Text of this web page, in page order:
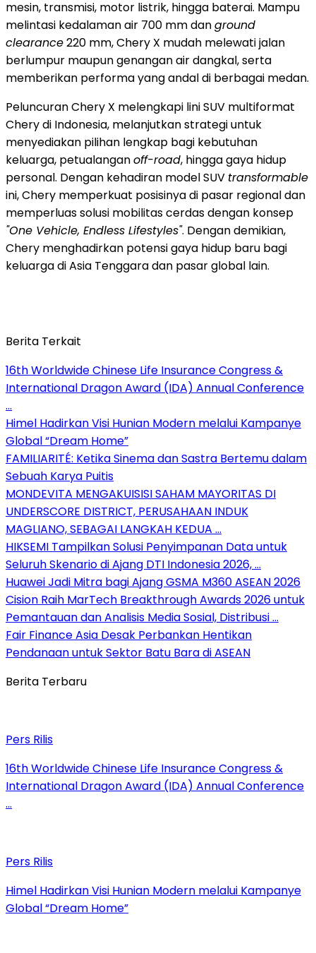
mesin, transmisi, motor listrik, hingga baterai. Mampu
melintasi kedalaman air 700 mm danground
clearance220 mm, Chery X mudah melewati jalan
berlumpur maupun genangan air dangkal, serta
memberikan performa yang andal di berbagai medan.
Peluncuran Chery X melengkapi lini SUV multiformat
Chery di Indonesia, melanjutkan strategi untuk
menyediakan pilihan lengkap bagi kebutuhan
keluarga, petualanganoff-road, hingga gaya hidup
personal. Dengan kehadiran model SUV transformable
ini, Chery memperkuat posisinya di pasar regional dan
memperluas solusi mobilitas cerdas dengan konsep
"One Vehicle, Endless Lifestyles". Dengan demikian,
Chery menghadirkan potensi gaya hidup baru bagi
keluarga diAsia Tenggaradan pasar global lain.
Berita Terkait
16th Worldwide Chinese Life Insurance Congress &
International Dragon Award (IDA) Annual Conference
…
Himel Hadirkan Visi Hunian Modern melalui Kampanye
Global “Dream Home”
FAMILIARITÉ: Ketika Sinema dan Sastra Bertemu dalam
Sebuah Karya Puitis
MONDEVITA MENGAKUISISI SAHAM MAYORITAS DI
UNDERSCORE DISTRICT, PERUSAHAAN INDUK
MAGLIANO, SEBAGAI LANGKAH KEDUA …
HIKSEMI Tampilkan Solusi Penyimpanan Data untuk
Seluruh Skenario di Ajang DTI Indonesia 2026, …
Huawei Jadi Mitra bagi Ajang GSMA M360 ASEAN 2026
Cision Raih MarTech Breakthrough Awards 2026 untuk
Pemantauan dan Analisis Media Sosial, Distribusi …
Fair Finance Asia Desak Perbankan Hentikan
Pendanaan untuk Sektor Batu Bara di ASEAN
Berita Terbaru
Pers Rilis
16th Worldwide Chinese Life Insurance Congress &
International Dragon Award (IDA) Annual Conference
…
Pers Rilis
Himel Hadirkan Visi Hunian Modern melalui Kampanye
Global “Dream Home”